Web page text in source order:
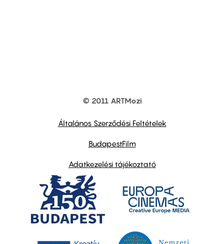
© 2011 ARTMozi
Általános Szerződési Feltételek
BudapestFilm
Adatkezelési tájékoztató